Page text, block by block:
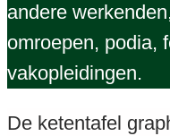
andere
omroepen, podia,
vakopleidingen.
De ketentafel